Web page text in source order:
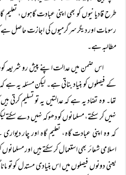
طرح قادیانیوں کو بھی اپنی عبادت گاہوں، تعلیم
رسومات اور دیگر سرگرمیوں کی اجازت حاصل ہے
مطالبہ ہے۔
اس ضمن میں عدالت اپنے پیش رو شریعہ
کے فیصلوں کو بنیاد بناتی ہے۔ لیکن مسئلہ یہ ہے
تھا۔ وہ تضاد یہ ہے کہ عدالتیں یہ تو تسلیم کرتی
نہیں کر سکتے، مسلمانوں کو دھوکہ نہیں دے
کہ وہ اپنی عبادت گاہ، تعلیم گاہ اور چار
اسلامی شعائر بھی استعمال کر سکتے ہیں اور
یعنی دونوں فیصلوں میں اس بنیادی مستدل کو تو